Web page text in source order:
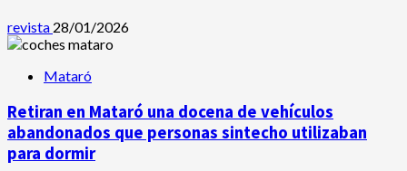
revista 28/01/2026
Mataró
Retiran en Mataró una docena de vehículos
abandonados que personas sintecho utilizaban
para dormir